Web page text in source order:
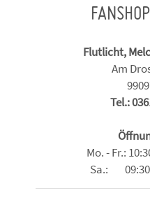
Flutlicht,
Am
Tel.:
Mo. - Fr.:
Sa.: 09:30